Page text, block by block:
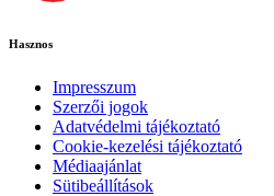
Hasznos
Impresszum
Szerzői jogok
Adatvédelmi tájékoztató
Cookie-kezelési tájékoztató
Médiaajánlat
Sütibeállítások